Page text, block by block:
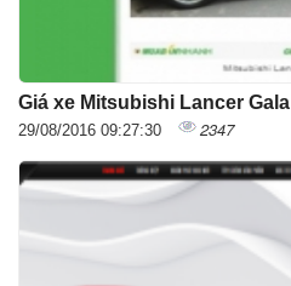
Giá xe Mitsubishi Lancer Gala
29/08/2016 09:27:30 2347